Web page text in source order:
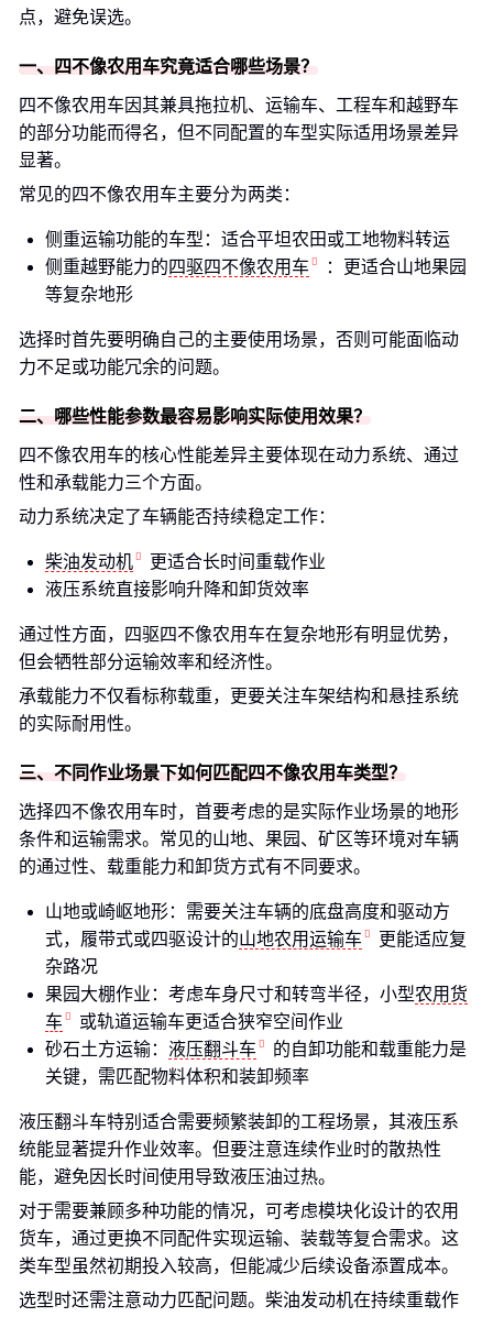
点，避免误选。
一、四不像农用车究竟适合哪些场景？
四不像农用车因其兼具拖拉机、运输车、工程车和越野车
的部分功能而得名，但不同配置的车型实际适用场景差异
显著。
常见的四不像农用车主要分为两类：
侧重运输功能的车型：适合平坦农田或工地物料转运
侧重越野能力的四驱四不像农用车
：更适合山地果园
等复杂地形
选择时首先要明确自己的主要使用场景，否则可能面临动
力不足或功能冗余的问题。
二、哪些性能参数最容易影响实际使用效果？
四不像农用车的核心性能差异主要体现在动力系统、通过
性和承载能力三个方面。
动力系统决定了车辆能否持续稳定工作：
柴油发动机
更适合长时间重载作业
液压系统直接影响升降和卸货效率
通过性方面，四驱四不像农用车在复杂地形有明显优势，
但会牺牲部分运输效率和经济性。
承载能力不仅看标称载重，更要关注车架结构和悬挂系统
的实际耐用性。
三、不同作业场景下如何匹配四不像农用车类型？
选择四不像农用车时，首要考虑的是实际作业场景的地形
条件和运输需求。常见的山地、果园、矿区等环境对车辆
的通过性、载重能力和卸货方式有不同要求。
山地或崎岖地形：需要关注车辆的底盘高度和驱动方
式，履带式或四驱设计的山地农用运输车
更能适应复
杂路况
果园大棚作业：考虑车身尺寸和转弯半径，小型农用货
车
或轨道运输车更适合狭窄空间作业
砂石土方运输： 液压翻斗车
的自卸功能和载重能力是
关键，需匹配物料体积和装卸频率
液压翻斗车特别适合需要频繁装卸的工程场景，其液压系
统能显著提升作业效率。但要注意连续作业时的散热性
能，避免因长时间使用导致液压油过热。
对于需要兼顾多种功能的情况，可考虑模块化设计的农用
货车，通过更换不同配件实现运输、装载等复合需求。这
类车型虽然初期投入较高，但能减少后续设备添置成本。
选型时还需注意动力匹配问题。柴油发动机在持续重载作